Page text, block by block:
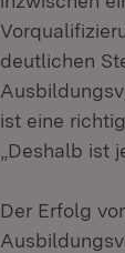
deutlichen
ist eine
„Deshalb ist
Der Erfolg